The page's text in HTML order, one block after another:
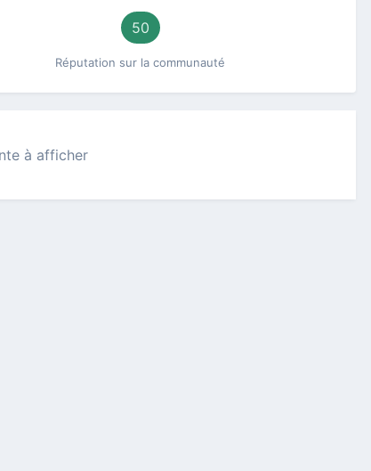
50
Réputation sur la communauté
à afficher